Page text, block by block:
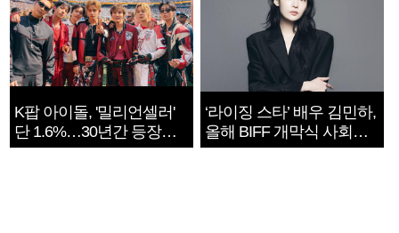
K팝 아이돌, '밀리언셀러'
단 1.6%…30년간 등장
1182개팀 전수조사
‘라이징 스타’ 배우 김민하,
올해 BIFF 개막식 사회자
확정